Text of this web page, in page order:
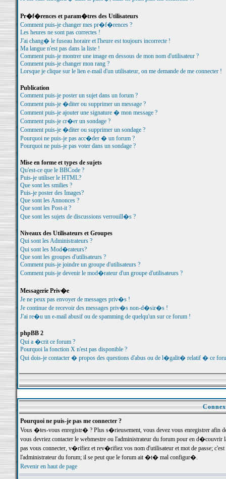
Pr�f�rences et param�tres des Utilisateurs
Comment puis-je changer mes pr�f�rences ?
Les heures ne sont pas correctes !
J'ai chang� le fuseau horaire et l'heure est toujours incorrecte !
Ma langue n'est pas dans la liste !
Comment puis-je montrer une image en dessous de mon nom d'utilisateur ?
Comment puis-je changer mon rang ?
Lorsque je clique sur le lien e-mail d'un utilisateur, on me demande de me connecter !
Publication
Comment puis-je poster un sujet dans un forum ?
Comment puis-je �diter ou supprimer un message ?
Comment puis-je ajouter une signature � mon message ?
Comment puis-je cr�er un sondage ?
Comment puis-je �diter ou supprimer un sondage ?
Pourquoi ne puis-je pas acc�der � un forum ?
Pourquoi ne puis-je pas voter dans un sondage ?
Mise en forme et types de sujets
Qu'est-ce que le BBCode ?
Puis-je utiliser le HTML?
Que sont les smilies ?
Puis-je poster des Images?
Que sont les Annonces ?
Que sont les Post-it ?
Que sont les sujets de discussions verrouill�s ?
Niveaux des Utilisateurs et Groupes
Qui sont les Administrateurs ?
Qui sont les Mod�rateurs?
Que sont les groupes d'utilisateurs ?
Comment puis-je joindre un groupe d'utilisateurs ?
Comment puis-je devenir le mod�rateur d'un groupe d'utilisateurs ?
Messagerie Priv�e
Je ne peux pas envoyer de messages priv�s !
Je continue de recevoir des messages priv�s non-d�sir�s !
J'ai re�u un e-mail abusif ou de spamming de quelqu'un sur ce forum !
phpBB 2
Qui a �crit ce forum ?
Pourquoi la fonction X n'est pas disponible ?
Qui dois-je contacter � propos des questions d'abus ou de l�galit� relatif � ce
Pourquoi ne puis-je pas me connecter ?
Vous �tes-vous enregistr� ? Plus s�rieusement, vous devez vous enregistrer
vous devriez contacter le webmestre ou l'administrateur du forum pour en
pas vous connecter, v�rifiez et rev�rifiez vos nom d'utilisateur et mot de passe;
l'administrateur du forum; il se peut que le forum ait �t� mal configur�.
Revenir en haut de page